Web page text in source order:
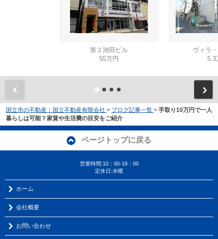
第２池田ビル
55万円
ヴィラ
5.3
国立市の不動産｜国立不動産有限会社 > ブログ記事一覧 > 手取り10万円で一人
暮らしは可能？家賃や生活費の目安をご紹介
ページトップに戻る
営業時間:10：00-18：00
定休日:水曜
ホーム
会社概要
お問い合わせ